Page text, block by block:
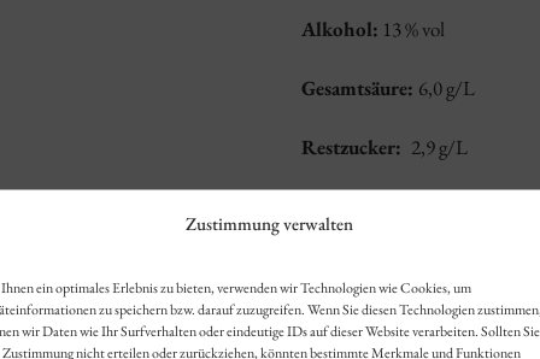
Zustimmung verwalten
ein optimales Erlebnis zu bieten, verwenden wir Technologien wie Cookies, um
zu speichern bzw. darauf zuzugreifen. Wenn Sie diesen Technologien
wir Daten wie Ihr Surfverhalten oder eindeutige IDs auf dieser Website verarbeiten. Sollten Sie
nicht erteilen oder zurückziehen, könnten bestimmte Merkmale und Funktionen
Alkohol: 13 % vol
Gesamtsäure: 6,0 g/L
Restzucker: 2,9 g/L
Inhalt in Liter:3